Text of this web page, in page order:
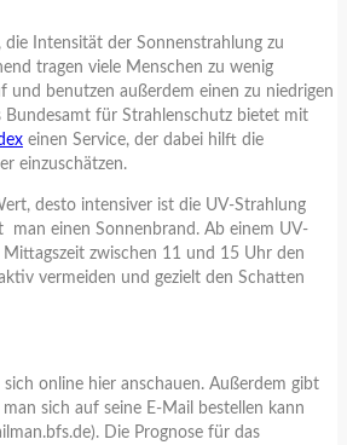
die Intensität der Sonnenstrahlung zu
tragen viele Menschen zu wenig
und benutzen außerdem einen zu niedrigen
Bundesamt für Strahlenschutz bietet mit
einen Service, der dabei hilft die
einzuschätzen.
desto intensiver ist die UV-Strahlung
man einen Sonnenbrand. Ab einem UV-
Mittagszeit zwischen 11 und 15 Uhr den
vermeiden und gezielt den Schatten
sich online hier anschauen. Außerdem gibt
sich auf seine E-Mail bestellen kann
Die Prognose für das